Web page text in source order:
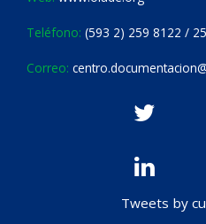
Teléfono: (593 2) 259 8122 /
Correo:
Tweets by